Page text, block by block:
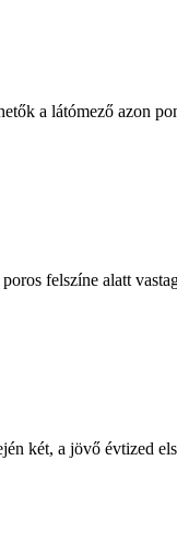
a látómező azon
felszíne alatt
két, a jövő évtized